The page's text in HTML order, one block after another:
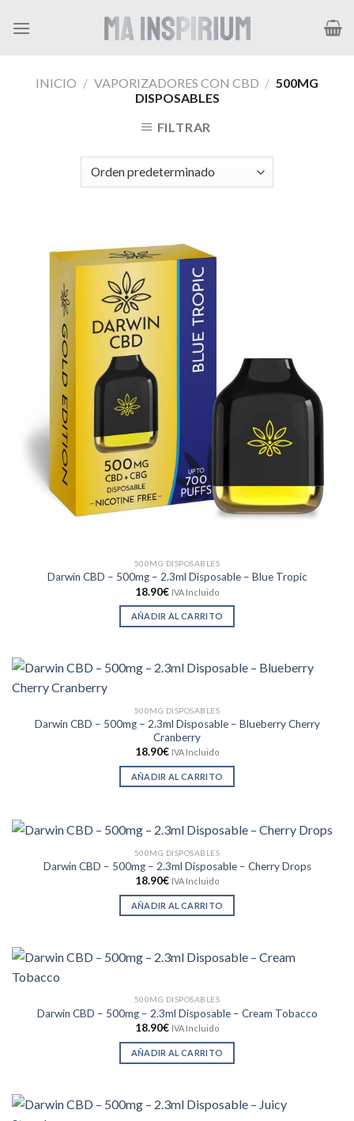
INICIO / VAPORIZADORES CON CBD / 500MG
DISPOSABLES
FILTRAR
500MG DISPOSABLES
Darwin CBD – 500mg – 2.3ml Disposable – Blue Tropic
18.90€ IVA Incluido
AÑADIR AL CARRITO
500MG DISPOSABLES
Darwin CBD – 500mg – 2.3ml Disposable – Blueberry Cherry
Cranberry
18.90€ IVA Incluido
AÑADIR AL CARRITO
500MG DISPOSABLES
Darwin CBD – 500mg – 2.3ml Disposable – Cherry Drops
18.90€ IVA Incluido
AÑADIR AL CARRITO
500MG DISPOSABLES
Darwin CBD – 500mg – 2.3ml Disposable – Cream Tobacco
18.90€ IVA Incluido
AÑADIR AL CARRITO